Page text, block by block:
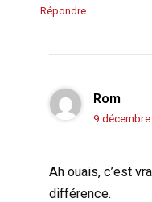
Répondre
Rom
9
Ah ouais, c’est
différence.